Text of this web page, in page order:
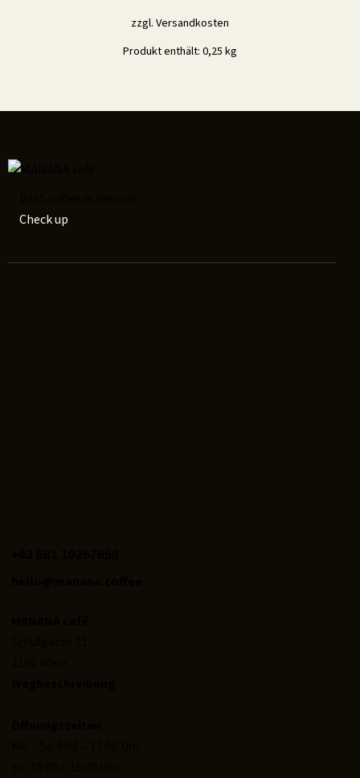
zzgl.Versandkosten
Produkt enthält: 0,25kg
Check up